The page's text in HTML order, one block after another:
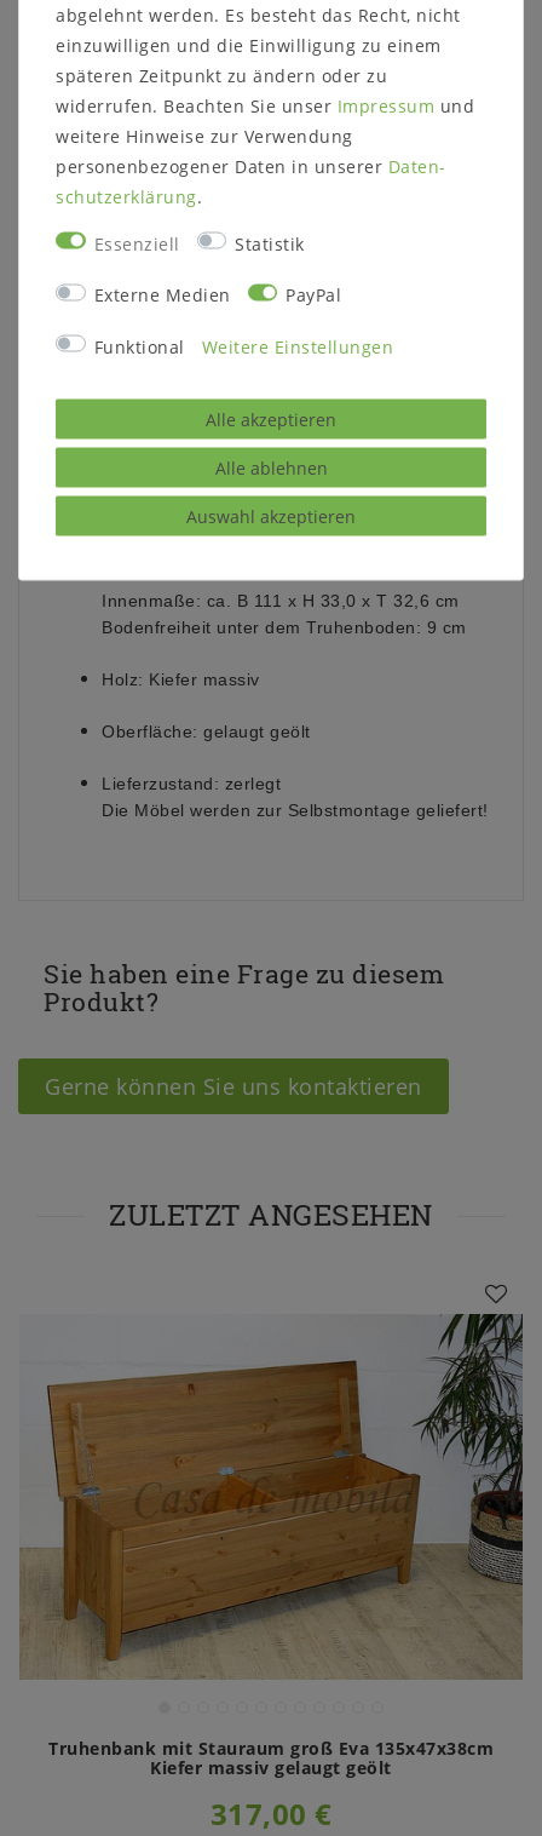
Massivholz Wäschetruhe groß Kiefer
massiv gelaugt geölt
Aussteuertruhe, Truhe, Hochzeitstruhe massiv
Oberfläche: gelaugt geölt
ca. Maße (B/H/T): 135 x 47 x 38 cm
Oberfläche: gelaugt geölt
Innenmaße: ca. B 111 x H 33,0 x T 32,6 cm
Bodenfreiheit unter dem Truhenboden: 9 cm
Holz: Kiefer massiv
Oberfläche: gelaugt geölt
Lieferzustand: zerlegt
Die Möbel werden zur Selbstmontage geliefert!
Sie haben eine Frage zu diesem
Produkt?
Gerne können Sie uns kontaktieren
ZULETZT ANGESEHEN
Truhenbank mit Stauraum groß Eva 135x47x38cm
Kiefer massiv gelaugt geölt
317,00 €
abgelehnt werden. Es besteht das Recht, nicht
einzuwilligen und die Einwilligung zu einem
späteren Zeitpunkt zu ändern oder zu
widerrufen. Beachten Sie unser Impressum und
weitere Hinweise zur Verwendung
personenbezogener Daten in unserer Daten­
schutz­erklärung.
Essenziell Statistik
Externe Medien PayPal
Funktional Weitere Einstellungen
Alle akzeptieren
Alle ablehnen
Auswahl akzeptieren